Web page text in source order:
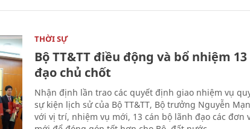
THỜI SỰ
Bộ TT&TT điều động và bổ nhiệm
đạo chủ chốt
Nhận định lần trao các quyết định giao nhiệm vụ
sự kiện lịch sử của Bộ TT&TT, Bộ trưởng Nguyễn
với vị trí, nhiệm vụ mới, 13 cán bộ lãnh đạo các đơn